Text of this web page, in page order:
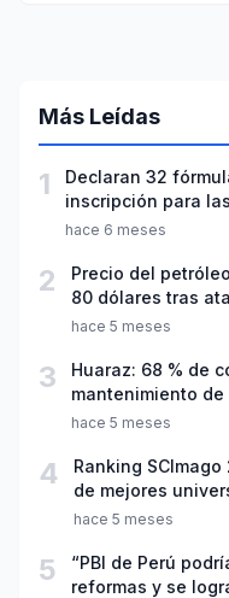
Más Leídas
1
Declaran 32
inscripción para
hace 6 meses
2
Precio del
80 dólares tras
hace 5 meses
3
Huaraz: 68 % de
mantenimiento
año escolar 2026
hace 5 meses
4
Ranking
de mejores
hace 5 meses
5
“PBI de Perú
reformas y se